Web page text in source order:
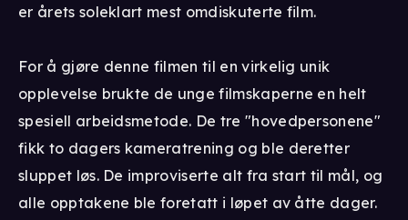
er årets soleklart mest omdiskuterte film.
For å gjøre denne filmen til en virkelig unik
opplevelse brukte de unge filmskaperne en helt
spesiell arbeidsmetode. De tre "hovedpersonene"
fikk to dagers kameratrening og ble deretter
sluppet løs. De improviserte alt fra start til mål, og
alle opptakene ble foretatt i løpet av åtte dager.